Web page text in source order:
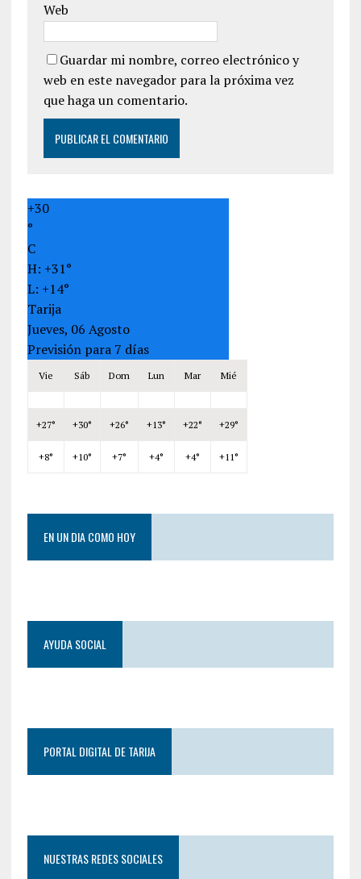
Web
Guardar mi nombre, correo electrónico y
web en este navegador para la próxima vez
que haga un comentario.
+30
°
C
H: +31°
L: +14°
Tarija
Jueves, 06 Agosto
Previsión para 7 días
Vie Sáb Dom Lun Mar Mié
+27° +30° +26° +13° +22° +29°
+8° +10° +7° +4° +4° +11°
EN UN DIA COMO HOY
AYUDA SOCIAL
PORTAL DIGITAL DE TARIJA
NUESTRAS REDES SOCIALES